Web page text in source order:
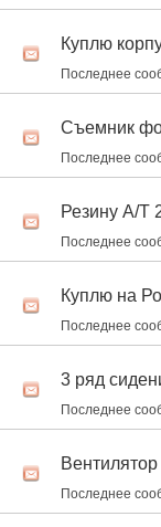
Куплю
Последнее
Съемник
Последнее
Резину А/Т
Последнее
Куплю на
Последнее
3 ряд
Последнее
Последнее